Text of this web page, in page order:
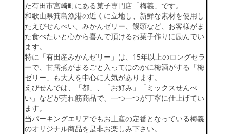
た有田市宮崎町にある菓子専門店「梅義」です。
和歌山県箕島漁港の近くに立地し、新鮮な素材を使用し
たえびせんべい、みかんゼリー、饅頭など、お客様がま
た食べたいと心から喜んで頂けるお菓子作りに励んでい
ます。
特に「有田産みかんゼリー」は、15年以上のロングセラ
ーで、甘露煮がまるごと入ってほのかに梅酒がする「梅
ゼリー」も大人を中心に人気があります。
えびせんでは、「都」、「お好み」「ミックスせんべ
い」などが売れ筋商品で、一つ一つが丁寧に仕上げてい
ます。
当パーキングエリアでもお土産の定番となっている梅義
のオリジナル商品を是非お楽しみ下さい。